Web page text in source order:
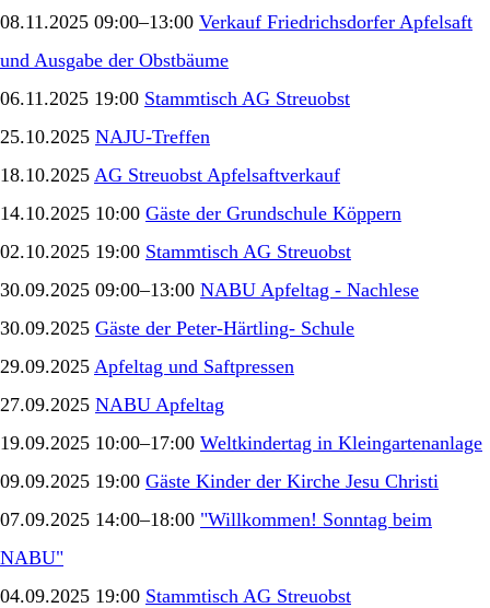
08.11.2025 09:00–13:00 Verkauf Friedrichsdorfer Apfelsaft
und Ausgabe der Obstbäume
06.11.2025 19:00 Stammtisch AG Streuobst
25.10.2025 NAJU-Treffen
18.10.2025 AG Streuobst Apfelsaftverkauf
14.10.2025 10:00 Gäste der Grundschule Köppern
02.10.2025 19:00 Stammtisch AG Streuobst
30.09.2025 09:00–13:00 NABU Apfeltag - Nachlese
30.09.2025 Gäste der Peter-Härtling- Schule
29.09.2025 Apfeltag und Saftpressen
27.09.2025 NABU Apfeltag
19.09.2025 10:00–17:00 Weltkindertag in Kleingartenanlage
09.09.2025 19:00 Gäste Kinder der Kirche Jesu Christi
07.09.2025 14:00–18:00 "Willkommen! Sonntag beim
NABU"
04.09.2025 19:00 Stammtisch AG Streuobst